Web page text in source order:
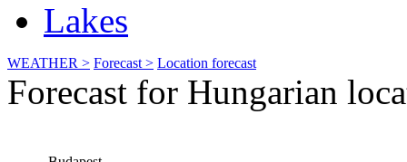
Lakes
WEATHER > Forecast > Location forecast
Forecast for Hungarian